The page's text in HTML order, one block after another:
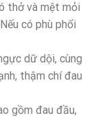
thở và mệt mỏi
có phù phổi
dữ dội, cùng
thậm chí đau
gồm đau đầu,